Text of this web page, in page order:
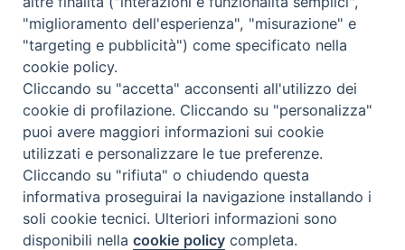
Contatti & Info
C.ne Aurelia, 50 – 00165 Roma
Contatti
"miglioramento dell'esperienza", "misurazione" e
"targeting e pubblicità") come specificato nella
cookie policy.
Cliccando su "accetta" acconsenti all'utilizzo dei
cookie di profilazione. Cliccando su "personalizza"
puoi avere maggiori informazioni sui cookie
utilizzati e personalizzare le tue preferenze.
Cliccando su "rifiuta" o chiudendo questa
informativa proseguirai la navigazione installando i
soli cookie tecnici. Ulteriori informazioni sono
disponibili nellacookie policy completa.